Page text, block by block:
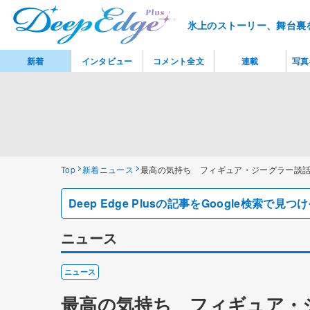
氷上のストーリー、舞台
Top 新着ニュース 最高の気持ち フィギュア・ジーグラー談
Deep Edge Plusの記事をGoogle検索で見つ
ニュース
ニュース
最高の気持ち フィギュア・
新着 インタビュー コメント全文 連載 写